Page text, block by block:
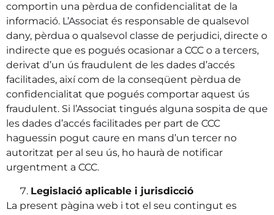
comportin una pèrdua de confidencialitat de la
informació. L’Associat és responsable de qualsevol
dany, pèrdua o qualsevol classe de perjudici, directe o
indirecte que es pogués ocasionar a CCC o a tercers,
derivat d’un ús fraudulent de les dades d’accés
facilitades, així com de la conseqüent pèrdua de
confidencialitat que pogués comportar aquest ús
fraudulent. Si l’Associat tingués alguna sospita de que
les dades d’accés facilitades per part de CCC
haguessin pogut caure en mans d’un tercer no
autoritzat per al seu ús, ho haurà de notificar
urgentment a CCC.
Legislació aplicable i jurisdicció
La present pàgina web i tot el seu contingut es